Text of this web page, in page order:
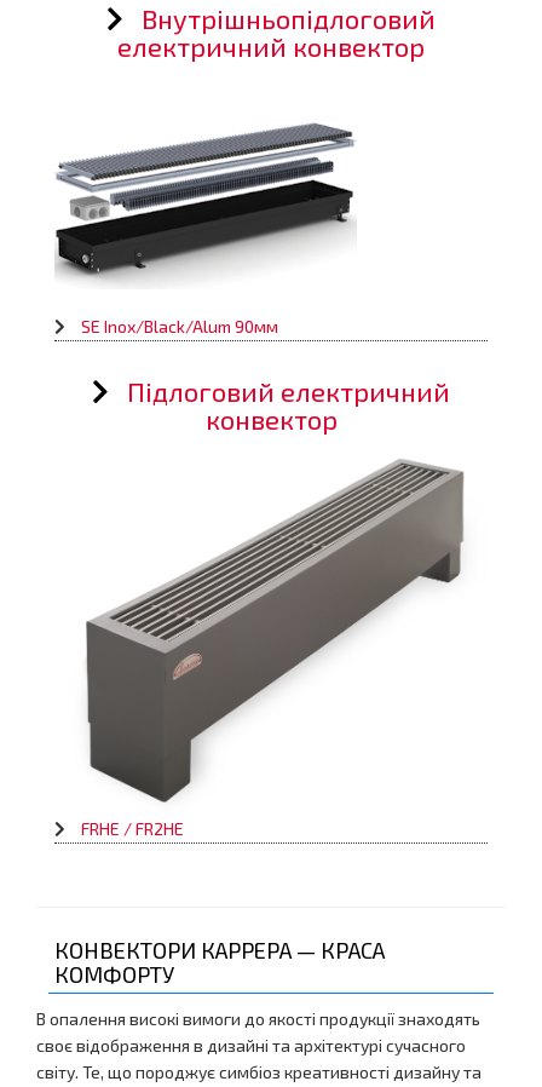
Внутрішньопідлоговий
електричний конвектор
SE Inox/Black/Alum 90мм
Підлоговий електричний
конвектор
FRHE / FR2HE
КОНВЕКТОРИ КАРРЕРА — КРАСА
КОМФОРТУ
В опалення високі вимоги до якості продукції знаходять
своє відображення в дизайні та архітектурі сучасного
світу. Те, що породжує симбіоз креативності дизайну та